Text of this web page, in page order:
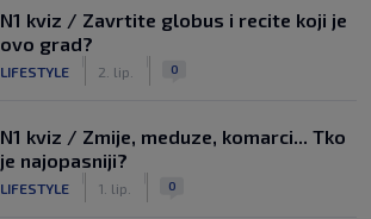
N1 kviz / Zavrtite globus i recite koji je
ovo grad?
LIFESTYLE 2. lip. 0
N1 kviz / Zmije, meduze, komarci... Tko
je najopasniji?
LIFESTYLE 1. lip. 0